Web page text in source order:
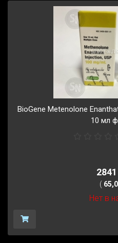
BioGene Metenolone
10 мл
(
Нет в